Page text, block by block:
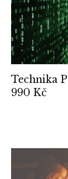
Technika
990 Kč